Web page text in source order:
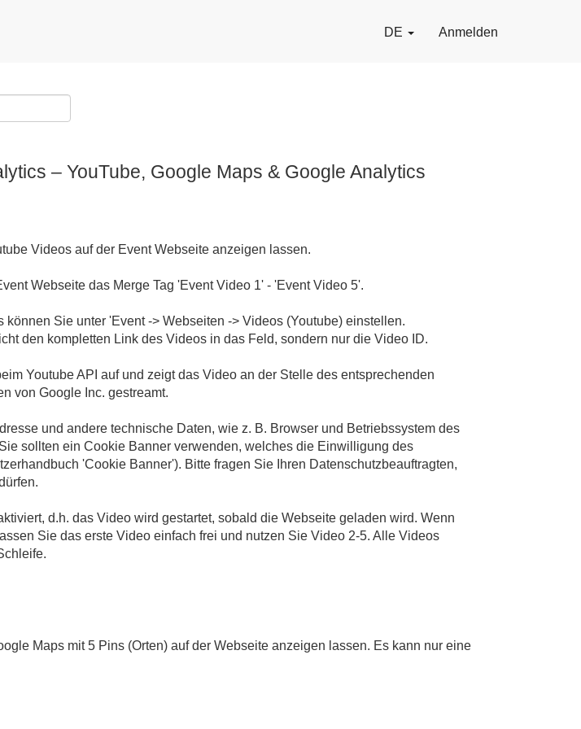
DE Anmelden
– YouTube, Google Maps & Google Analytics
Videos auf der Event Webseite anzeigen lassen.
Webseite das Merge Tag 'Event Video 1' - 'Event Video 5'.
können Sie unter 'Event -> Webseiten -> Videos (Youtube) einstellen.
den kompletten Link des Videos in das Feld, sondern nur die Video ID.
Youtube API auf und zeigt das Video an der Stelle des entsprechenden
von Google Inc. gestreamt.
und andere technische Daten, wie z. B. Browser und Betriebssystem des
sollten ein Cookie Banner verwenden, welches die Einwilligung des
'Cookie Banner'). Bitte fragen Sie Ihren Datenschutzbeauftragten,
d.h. das Video wird gestartet, sobald die Webseite geladen wird. Wenn
Sie das erste Video einfach frei und nutzen Sie Video 2-5. Alle Videos
Maps mit 5 Pins (Orten) auf der Webseite anzeigen lassen. Es kann nur eine